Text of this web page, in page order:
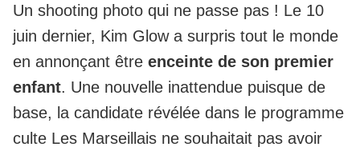
Un shooting photo qui ne passe pas ! Le 10
juin dernier, Kim Glow a surpris tout le monde
en annonçant être enceinte de son premier
enfant. Une nouvelle inattendue puisque de
base, la candidate révélée dans le programme
culte Les Marseillais ne souhaitait pas avoir